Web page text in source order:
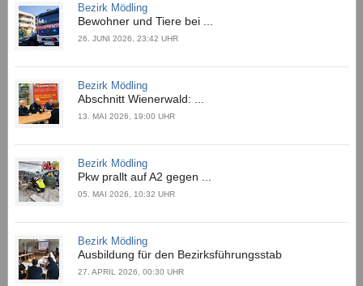
Bezirk Mödling
Bewohner und Tiere bei ...
26. JUNI 2026, 23:42 UHR
Bezirk Mödling
Abschnitt Wienerwald: ...
13. MAI 2026, 19:00 UHR
Bezirk Mödling
Pkw prallt auf A2 gegen ...
05. MAI 2026, 10:32 UHR
Bezirk Mödling
Ausbildung für den Bezirksführungsstab
27. APRIL 2026, 00:30 UHR